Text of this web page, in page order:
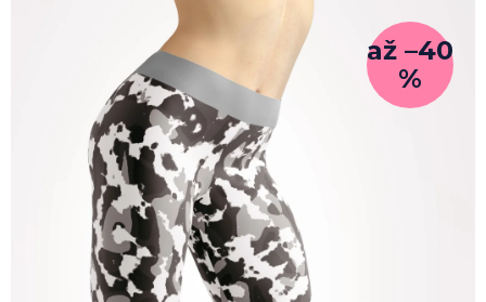
hvězdiček.
až –40
%